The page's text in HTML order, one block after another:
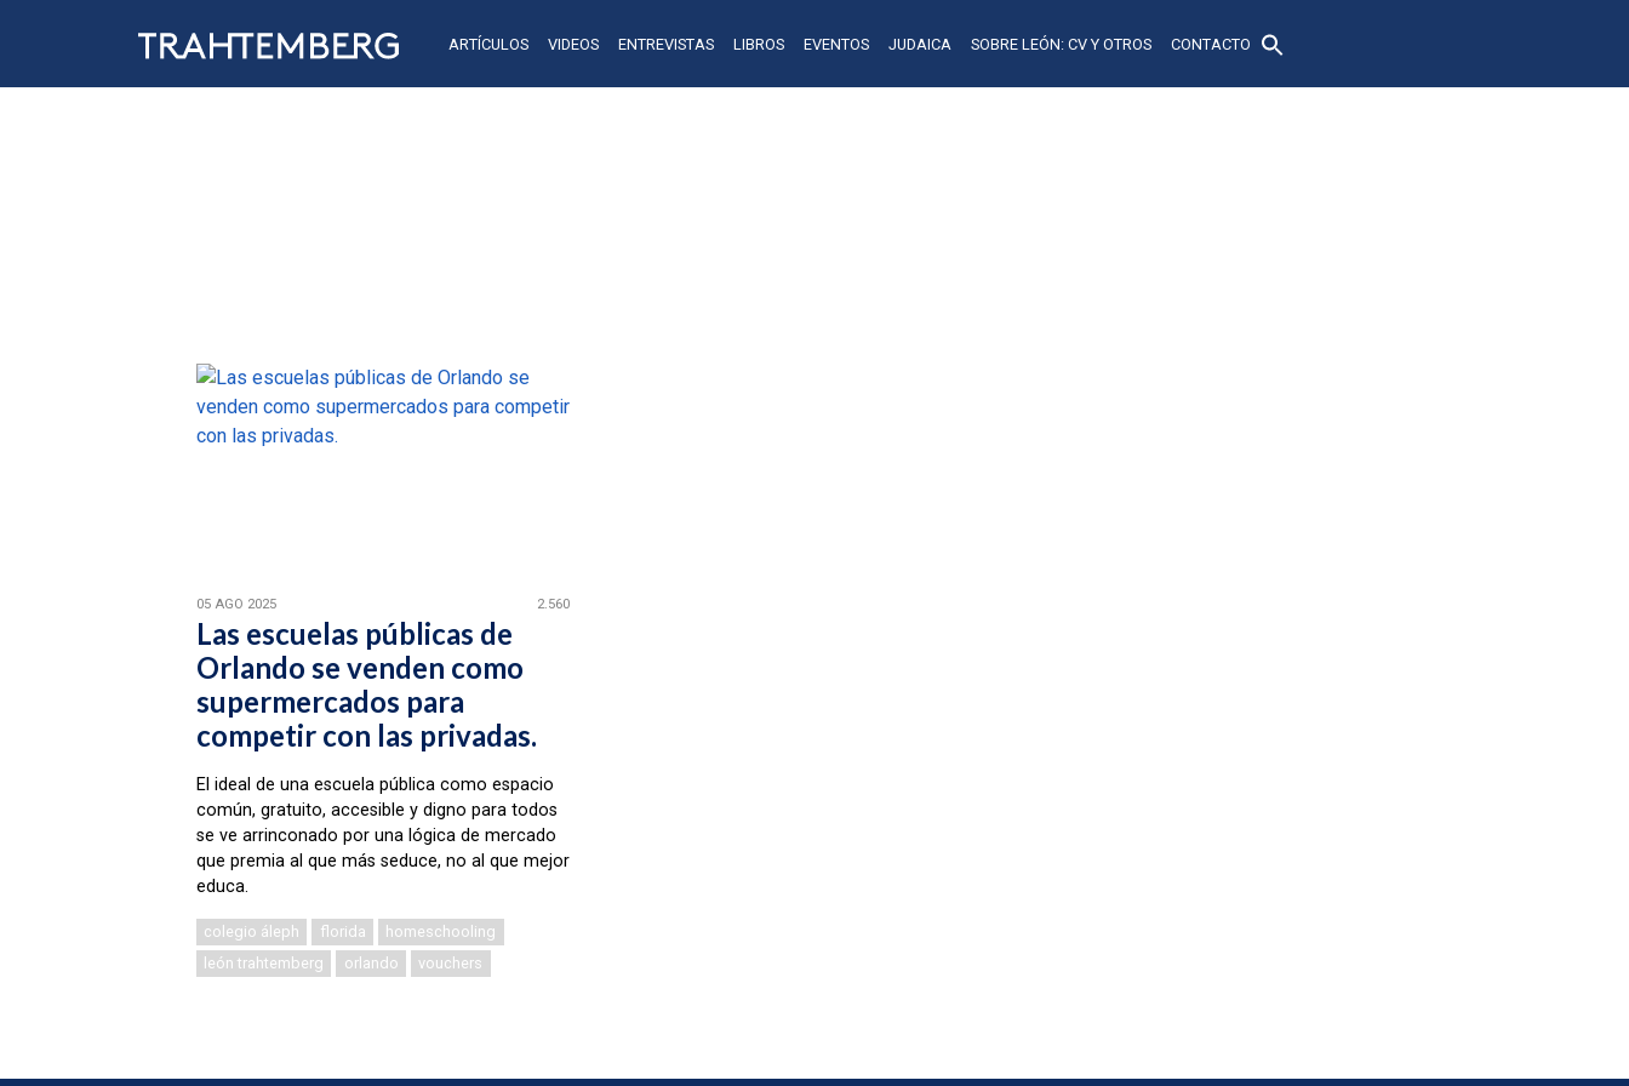
ARTÍCULOS VIDEOS ENTREVISTAS LIBROS EVENTOS JUDAICA SOBRE LEÓN: CV Y OTROS CONTACTO
05 AGO 2025 2.560
Las escuelas públicas de
Orlando se venden como
supermercados para
competir con las privadas.
El ideal de una escuela pública como espacio
común, gratuito, accesible y digno para todos
se ve arrinconado por una lógica de mercado
que premia al que más seduce, no al que mejor
educa.
colegio áleph florida
homeschooling
león trahtemberg
orlando vouchers